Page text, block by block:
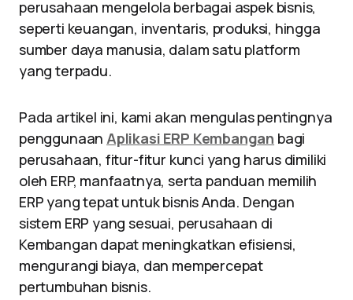
perusahaan mengelola berbagai aspek bisnis,
seperti keuangan, inventaris, produksi, hingga
sumber daya manusia, dalam satu platform
yang terpadu.
Pada artikel ini, kami akan mengulas pentingnya
penggunaan Aplikasi ERP Kembangan bagi
perusahaan, fitur-fitur kunci yang harus dimiliki
oleh ERP, manfaatnya, serta panduan memilih
ERP yang tepat untuk bisnis Anda. Dengan
sistem ERP yang sesuai, perusahaan di
Kembangan dapat meningkatkan efisiensi,
mengurangi biaya, dan mempercepat
pertumbuhan bisnis.